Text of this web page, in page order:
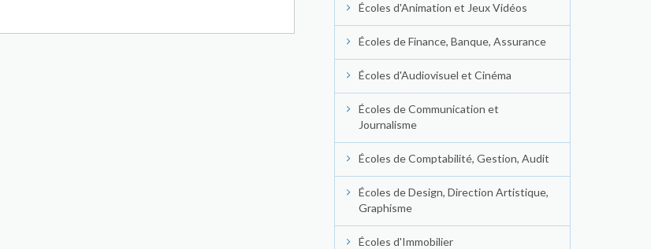
Écoles d'Animation et Jeux Vidéos
Écoles de Finance, Banque, Assurance
Écoles d'Audiovisuel et Cinéma
Écoles de Communication et
Journalisme
Écoles de Comptabilité, Gestion, Audit
Écoles de Design, Direction Artistique,
Graphisme
Écoles d'Immobilier